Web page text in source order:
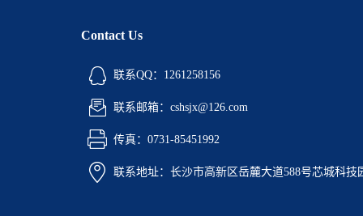
Contact Us
联系QQ：1261258156
联系邮箱：cshsjx@126.com
传真：0731-85451992
联系地址：长沙市高新区岳麓大道588号芯城科技